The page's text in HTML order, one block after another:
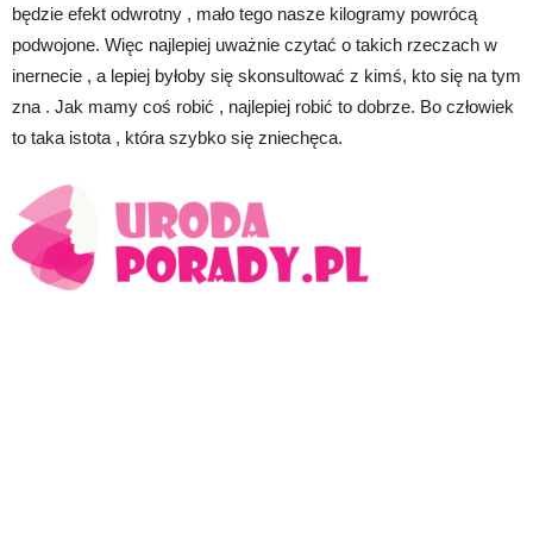
będzie efekt odwrotny , mało tego nasze kilogramy powrócą
podwojone. Więc najlepiej uważnie czytać o takich rzeczach w
inernecie , a lepiej byłoby się skonsultować z kimś, kto się na tym
zna . Jak mamy coś robić , najlepiej robić to dobrze. Bo człowiek
to taka istota , która szybko się zniechęca.